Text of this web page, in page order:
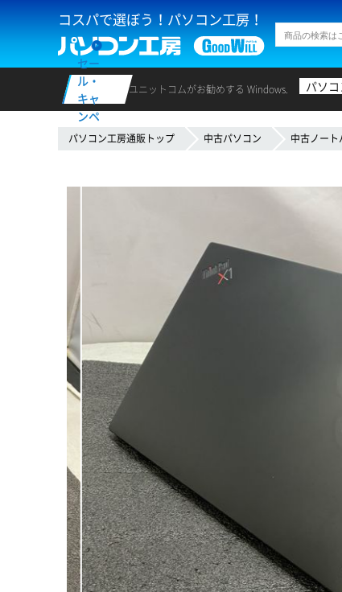
コスパで選ぼう！パソコン工房！
セー
ル・
キャ
ンペ
ーン
ユニットコムがお勧めする Windows. パソ
パソコン工房通販トップ 中古パソコン 中古ノート